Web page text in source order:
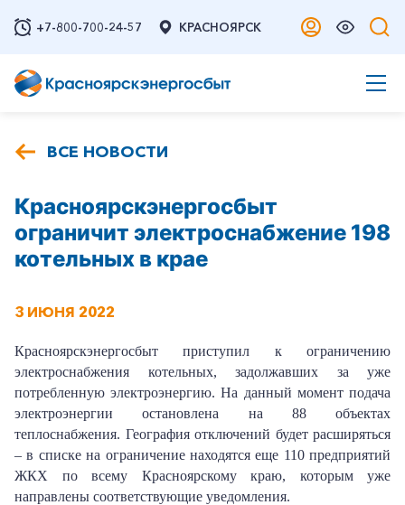
+7-800-700-24-57 КРАСНОЯРСК
ВСЕ НОВОСТИ
Красноярскэнергосбыт
ограничит электроснабжение 198
котельных в крае
3 ИЮНЯ 2022
Красноярскэнергосбыт приступил к ограничению
электроснабжения котельных, задолжавших за уже
потребленную электроэнергию. На данный момент подача
электроэнергии остановлена на 88 объектах
теплоснабжения. География отключений будет расширяться
–в списке на ограничение находятся еще 110 предприятий
ЖКХ по всему Красноярскому краю, которым уже
направлены соответствующие уведомления.